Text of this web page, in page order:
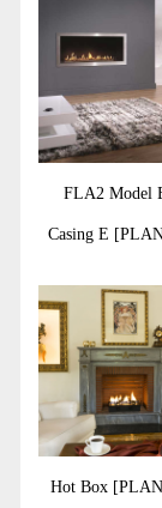
FLA2 Model
Casing E
Hot Box